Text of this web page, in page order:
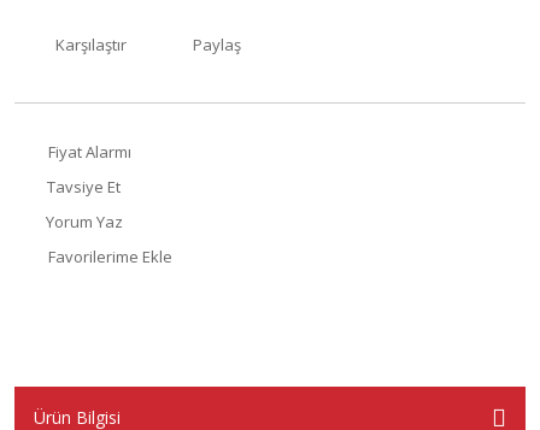
Karşılaştır Paylaş
Fiyat Alarmı
Tavsiye Et
Yorum Yaz
Ürün Bilgisi